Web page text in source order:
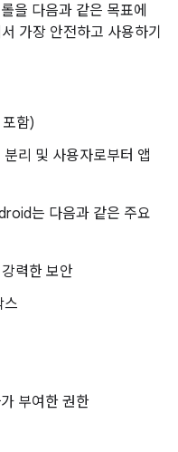
을 다음과 같은 목표에
가장 안전하고 사용하기
함)
리 및 사용자로부터 앱
는 다음과 같은 주요
력한 보안
스
부여한 권한